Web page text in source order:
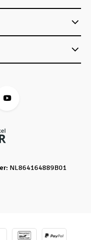
NL864164889B01